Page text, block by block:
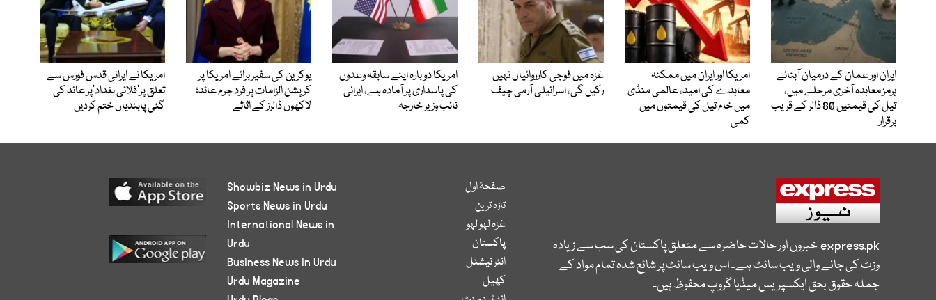
ایران اور عمان کے درمیان آبنائے
ہرمز معاہدہ آخری مرحلے میں،
تیل کی قیمتیں 80 ڈالر کے قریب
برقرار
امریکا اور ایران میں ممکنہ
معاہدے کی امید، عالمی منڈی
میں خام تیل کی قیمتوں میں
کمی
غزہ میں فوجی کارروائیاں نہیں
رکیں گی، اسرائیلی آرمی چیف
امریکا دوبارہ اپنے سابقہ وعدوں
کی پاسداری پر آمادہ ہے، ایرانی
نائب وزیر خارجہ
یوکرین کی سفیر برائے امریکا پر
کرپشن الزامات پر فرد جرم عائد؛
لاکھوں ڈالرز کے اثاثے
امریکا نے ایرانی قدس فورس سے
تعلق پر’فلائی بغداد‘پر عائد کی
گئی پابندیاں ختم کردیں
express.pkخبروں اور حالات حاضرہ سے متعلق پاکستان کی سب سے زیادہ
وزٹ کی جانے والی ویب سائٹ ہے۔ اس ویب سائٹ پر شائع شدہ تمام مواد کے
جملہ حقوق بحق ایکسپریس میڈیا گروپ محفوظ ہیں۔
صفحۂ اول
تازہ ترین
غزہ لہو لہو
پاکستان
انٹر نیشنل
کھیل
Showbiz News in Urdu
Sports News in Urdu
International News in
Urdu
Business News in Urdu
Urdu Magazine